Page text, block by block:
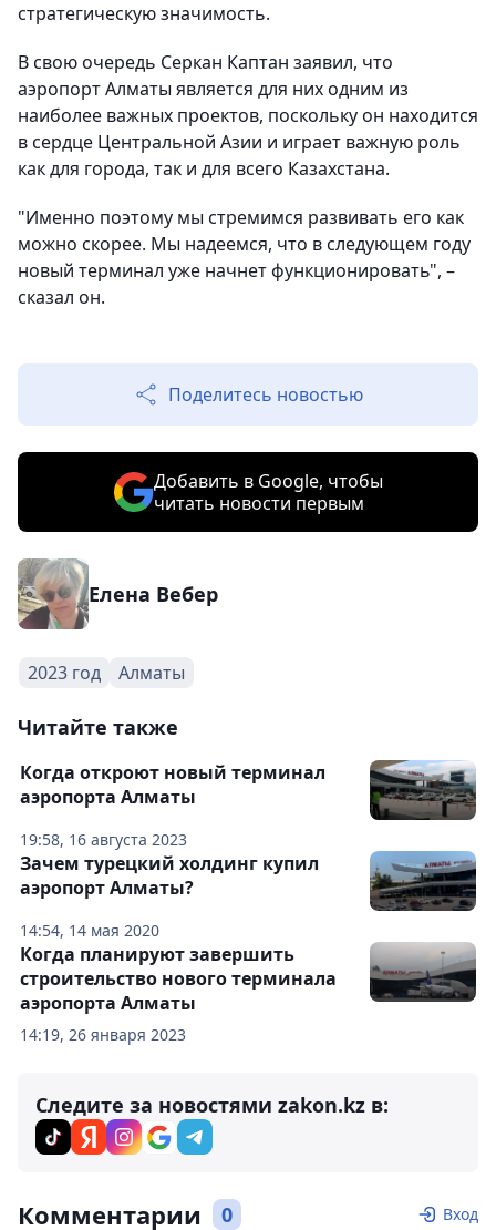
стратегическую значимость.
В свою очередь Серкан Каптан заявил, что
аэропорт Алматы является для них одним из
наиболее важных проектов, поскольку он находится
в сердце Центральной Азии и играет важную роль
как для города, так и для всего Казахстана.
"Именно поэтому мы стремимся развивать его как
можно скорее. Мы надеемся, что в следующем году
новый терминал уже начнет функционировать", –
сказал он.
Поделитесь новостью
Добавить в Google, чтобы
читать новости первым
Елена Вебер
2023 год Алматы
Читайте также
19:58, 16 августа 2023
Когда откроют новый терминал
аэропорта Алматы
14:54, 14 мая 2020
Зачем турецкий холдинг купил
аэропорт Алматы?
14:19, 26 января 2023
Когда планируют завершить
строительство нового терминала
аэропорта Алматы
Следите за новостями zakon.kz в:
Комментарии 0 Вход